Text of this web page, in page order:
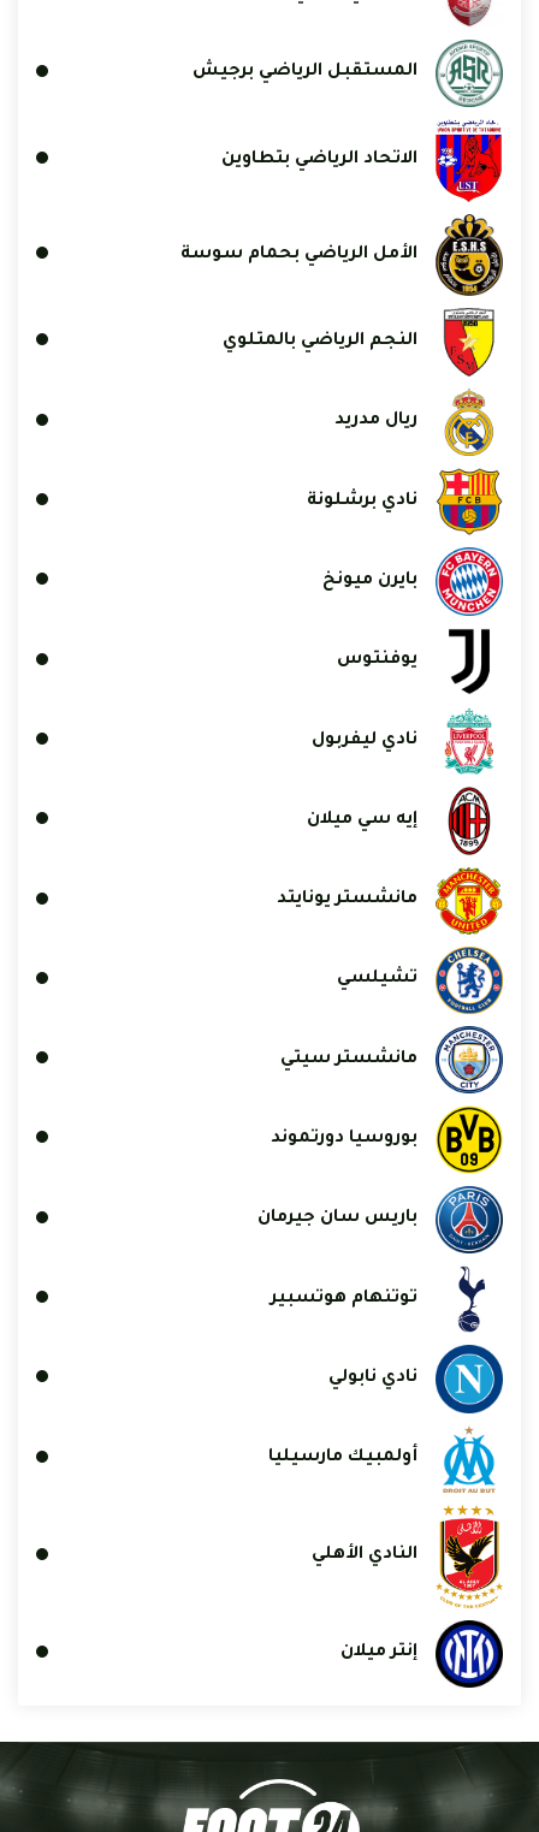
المستقبل الرياضي برجيش
الاتحاد الرياضي بتطاوين
الأمل الرياضي بحمام سوسة
النجم الرياضي بالمتلوي
ريال مدريد
نادي برشلونة
بايرن ميونخ
يوفنتوس
نادي ليفربول
إيه سي ميلان
مانشستر يونايتد
تشيلسي
مانشستر سيتي
بوروسيا دورتموند
باريس سان جيرمان
توتنهام هوتسبير
نادي نابولي
أولمبيك مارسيليا
النادي الأهلي
إنتر ميلان